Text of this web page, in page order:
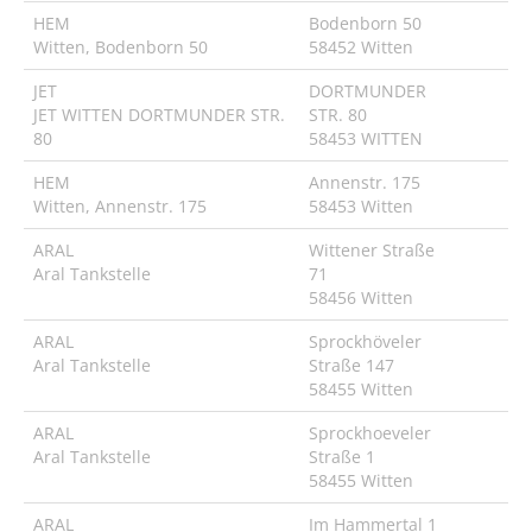
HEM
Witten, Bodenborn 50
Bodenborn 50
58452 Witten
JET
JET WITTEN DORTMUNDER STR.
80
DORTMUNDER
STR. 80
58453 WITTEN
HEM
Witten, Annenstr. 175
Annenstr. 175
58453 Witten
ARAL
Aral Tankstelle
Wittener Straße
71
58456 Witten
ARAL
Aral Tankstelle
Sprockhöveler
Straße 147
58455 Witten
ARAL
Aral Tankstelle
Sprockhoeveler
Straße 1
58455 Witten
ARAL
Im Hammertal 1